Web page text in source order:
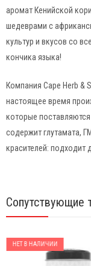
аромат Кенийской
шедеврами с
культур и вкусов со
кончика языка!
Компания Cape Herb &
настоящее время
которые
содержит глутамата,
красителей: подходит
Сопутствующие
НЕТ В НАЛИЧИИ